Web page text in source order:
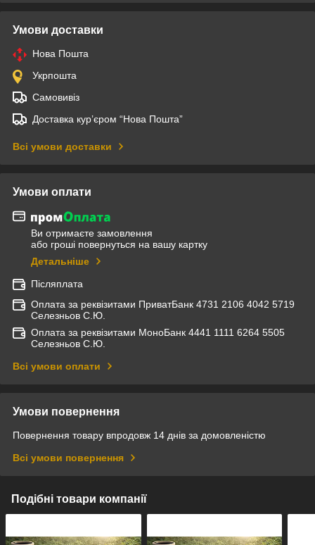
Умови доставки
Нова Пошта
Укрпошта
Самовивіз
Доставка кур’єром “Нова Пошта”
Всі умови доставки
Умови оплати
Ви отримаєте замовлення
або гроші повернуться на вашу картку
Детальніше
Післяплата
Оплата за реквізитами ПриватБанк 4731 2106 4042 5719
Селезньов С.Ю.
Оплата за реквізитами МоноБанк 4441 1111 6264 5505
Селезньов С.Ю.
Всі умови оплати
Умови повернення
Повернення товару впродовж 14 днів за домовленістю
Всі умови повернення
Подібні товари компанії